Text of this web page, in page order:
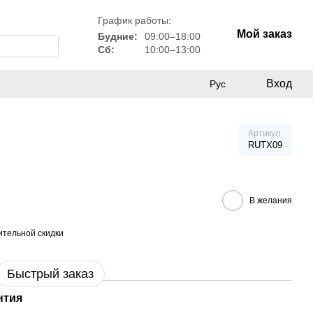
График работы:
Будние:
09:00–18:00
Сб:
10:00–13:00
Мой заказ
Рус Вход
Артикул
RUTX09
В желания
скидки
Быстрый заказ